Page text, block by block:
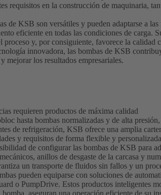
requisitos en la construcción de maquinaria,
de KSB son versátiles y pueden adaptarse a
eficiente en todas las condiciones de carga.
y, por consiguiente, favorece la calidad
innovadora, las bombas de KSB
mejorar los resultados empresariales.
requieren productos de máxima calidad
hasta bombas normalizadas y de alta
de refrigeración, KSB ofrece una amplia
y requisitos de forma flexible y
de configurar las bombas de KSB para
anillos de desgaste de la carcasa y
un transporte de fluidos sin fallos y un
pueden equiparse con soluciones de
o PumpDrive. Estos productos inteligentes
aseguran una operación eficiente de su